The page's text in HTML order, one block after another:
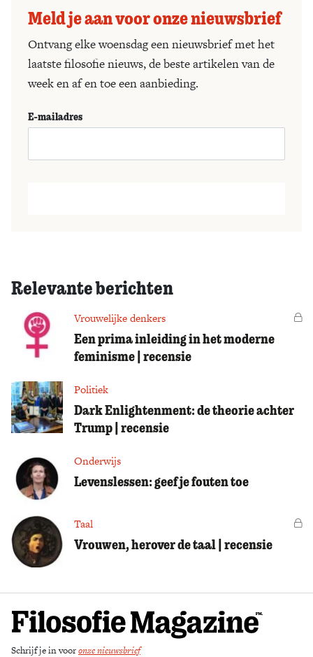
Meld je aan voor onze nieuwsbrief
Ontvang elke woensdag een nieuwsbrief met het
laatste filosofie nieuws, de beste artikelen van de
week en af en toe een aanbieding.
E-mailadres
Relevante berichten
Vrouwelijke denkers
Een prima inleiding in het moderne
feminisme | recensie
Politiek
Dark Enlightenment: de theorie achter
Trump | recensie
Onderwijs
Levenslessen: geef je fouten toe
Taal
Vrouwen, herover de taal | recensie
Schrijf je in vooronze nieuwsbrief